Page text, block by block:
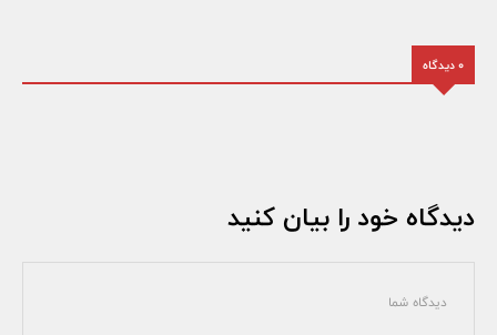
0 دیدگاه
دیدگاه خود را بیان کنید